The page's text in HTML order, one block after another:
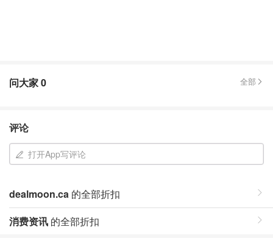
问大家0 全部
评论
打开App写评论
dealmoon.ca 的全部折扣
消费资讯 的全部折扣